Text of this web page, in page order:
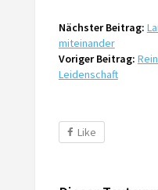
Nächster Beitrag:
miteinander
Voriger Beitrag:
Leidenschaft
Like